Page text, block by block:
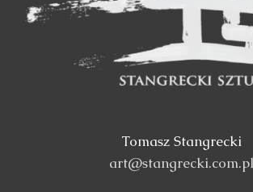
Tomasz Stangrecki
art@stangrecki.com.pl